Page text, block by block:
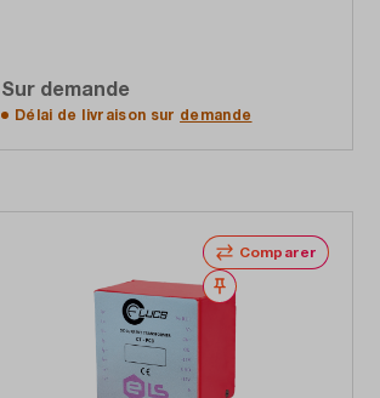
Sur demande
Délai de livraison sur demande
Comparer
Noter